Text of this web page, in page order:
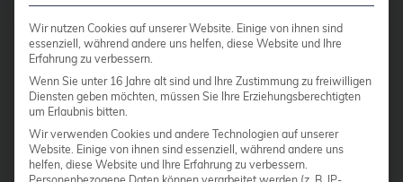
API-Integration
AppArmor
arm
Automatisierung
Automatisierung
AWS
besuchenden Browsers entweder auf
deutsch oder auf englisch
anzuzeigen. Da Movable […]
Weiterlesen
Wir nutzen Cookies auf unserer Website. Einige von ihnen sind
essenziell, während andere uns helfen, diese Website und Ihre
Erfahrung zu verbessern.
Wenn Sie unter 16 Jahre alt sind und Ihre Zustimmung zu freiwilligen
Diensten geben möchten, müssen Sie Ihre Erziehungsberechtigten
um Erlaubnis bitten.
Wir verwenden Cookies und andere Technologien auf unserer
Website. Einige von ihnen sind essenziell, während andere uns
helfen, diese Website und Ihre Erfahrung zu verbessern.